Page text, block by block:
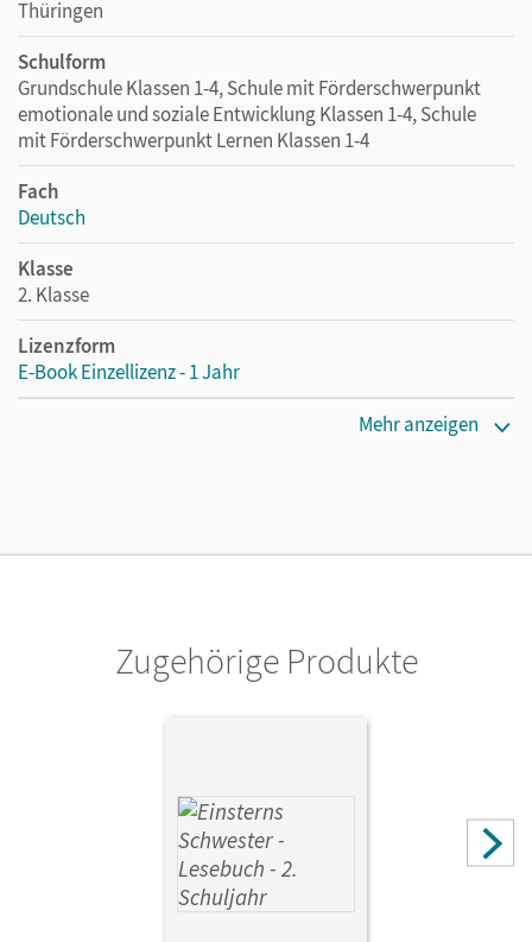
Thüringen
Schulform
Grundschule Klassen 1-4, Schule mit Förderschwerpunkt
emotionale und soziale Entwicklung Klassen 1-4, Schule
mit Förderschwerpunkt Lernen Klassen 1-4
Fach
Deutsch
Klasse
2. Klasse
Lizenzform
E-Book Einzellizenz - 1 Jahr
Privatpersonen, die nur mit dem E-Book arbeiten.
Mehr anzeigen
Zugehörige Produkte